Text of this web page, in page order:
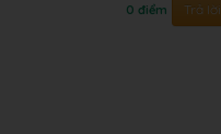
0 điểm Trả lời